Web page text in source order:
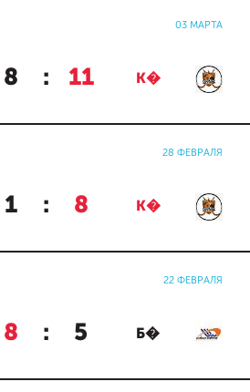
03 МАРТА
8 : 11 К�
28 ФЕВРАЛЯ
1 : 8 К�
22 ФЕВРАЛЯ
8 : 5 Б�